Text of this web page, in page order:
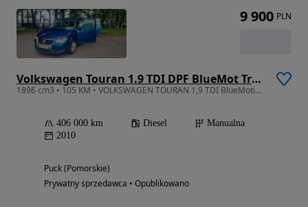
Volkswagen Touran 1.9 TDI DPF BlueMot Trendline
1896 cm3 • 105 KM • VOLKSWAGEN TOURAN 1,9 TDI BlueMotion Freestyle o mocy 77 kW (105 KM)
406 000 km Diesel
Manualna
2010
Puck (Pomorskie)
Prywatny sprzedawca • Opublikowano
9 900 PLN